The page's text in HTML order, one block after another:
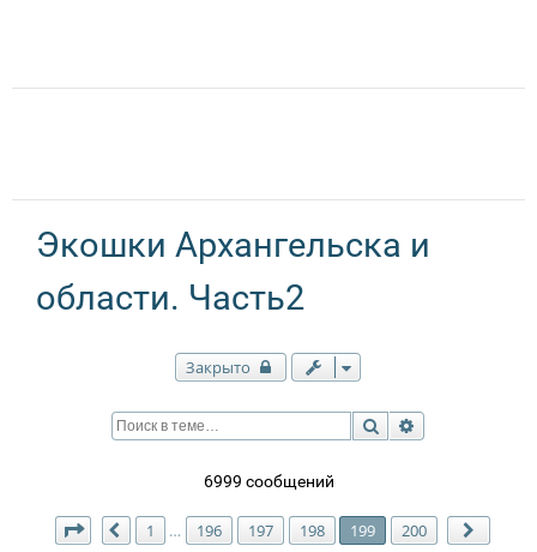
Экошки Архангельска и
области. Часть2
Закрыто
Поиск
6999 сообщений
Страница 199 из200
Пред.
1 … 196 197 198 199 200